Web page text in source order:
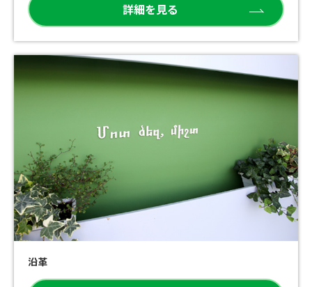
詳細を見る
沿革